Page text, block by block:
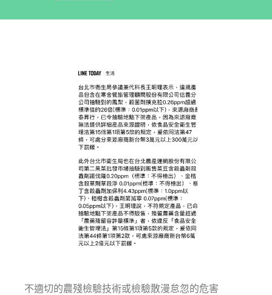
不適切的農殘檢驗技術或檢驗散漫怠忽的危害